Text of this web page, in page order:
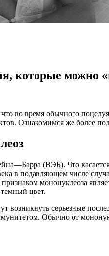
которые можно
во время обычного
Ознакомимся же более
—Барра (ВЭБ). Что
в подавляющем числе
мононуклеоза
цвет.
возникнуть серьезные
Обычно от